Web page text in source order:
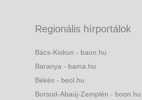
Regionális hírportálok
Bács-Kiskun - baon.hu
Baranya - bama.hu
Békés - beol.hu
Borsod-Abaúj-Zemplén - boon.hu